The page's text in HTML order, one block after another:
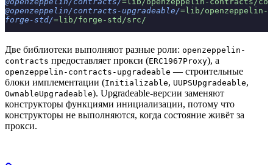
@openzeppelin/contracts-upgradeable/=lib/openzeppelin-
forge-std/=lib/forge-std/src/
Две библиотеки выполняют разные роли: openzeppelin-
contracts предоставляет прокси (ERC1967Proxy), а
openzeppelin-contracts-upgradeable — строительные
блоки имплементации (Initializable, UUPSUpgradeable,
OwnableUpgradeable). Upgradeable-версии заменяют
конструкторы функциями инициализации, потому что
конструкторы не выполняются, когда состояние живёт за
прокси.